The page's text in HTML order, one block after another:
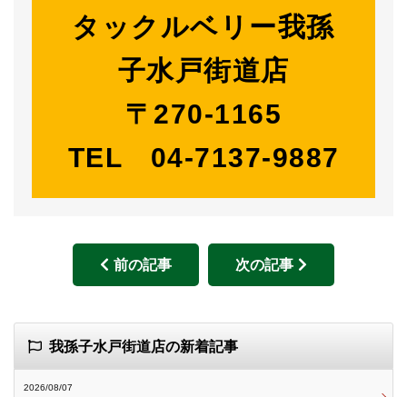
タックルベリー我孫
子水戸街道店
〒270-1165
TEL 04-7137-9887
前の記事 次の記事
我孫子水戸街道店の新着記事
2026/08/07